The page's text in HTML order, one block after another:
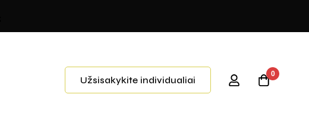
Užsisakykite individualiai
0